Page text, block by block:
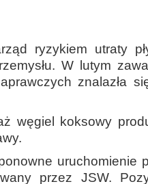
ryzykiem utraty
W lutym
znalazła
węgiel koksowy
uruchomienie
przez JSW.